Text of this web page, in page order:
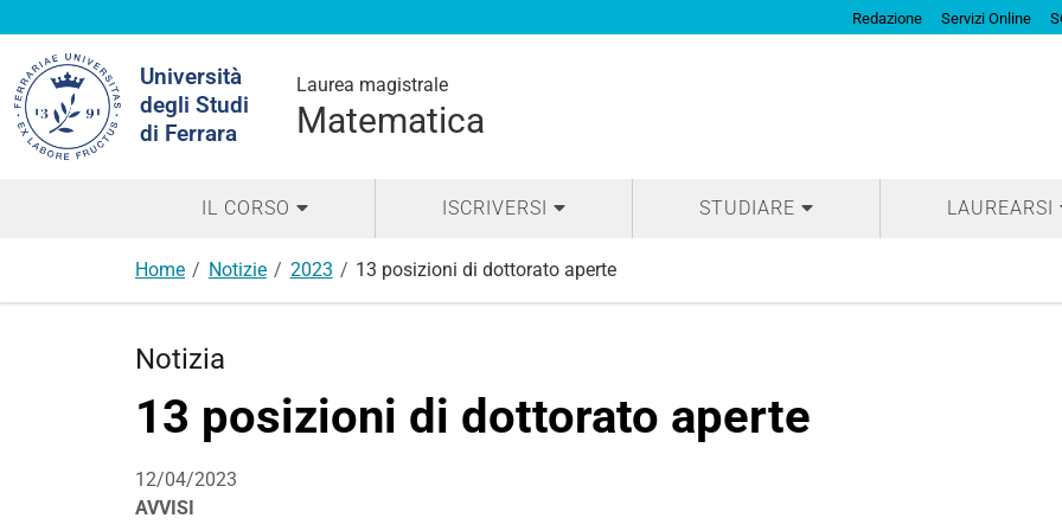
Redazione Servizi Online
Università
degli Studi
di Ferrara
Laurea magistrale
Matematica
nel
sito
IL CORSO ISCRIVERSI STUDIARE LAUREARSI
Home Notizie 2023 13 posizioni di dottorato aperte
Notizia
13 posizioni di dottorato aperte
12/04/2023
AVVISI